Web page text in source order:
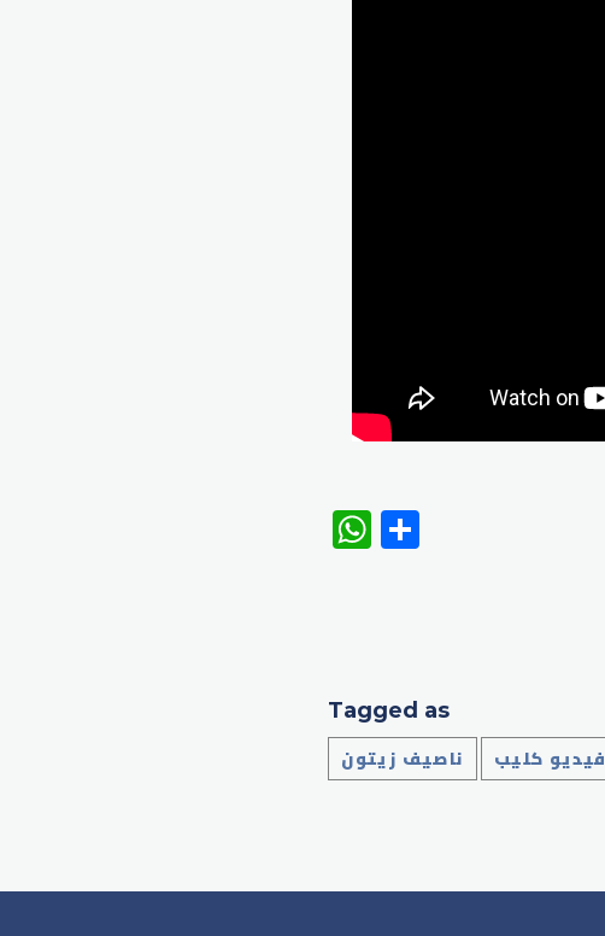
WhatsApp
Tagged as
فيديو كليب ناصيف زيتون